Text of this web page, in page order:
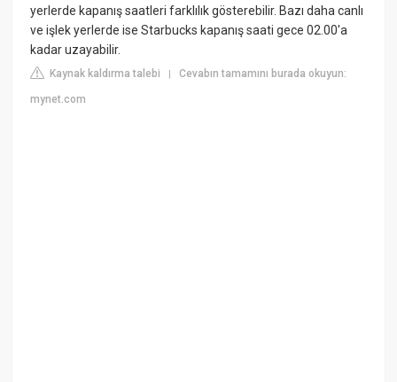
yerlerde kapanış saatleri farklılık gösterebilir. Bazı daha canlı
ve işlek yerlerde ise Starbucks kapanış saati gece 02.00'a
kadar uzayabilir.
Kaynak kaldırma talebi |Cevabın tamamını burada okuyun:
mynet.com